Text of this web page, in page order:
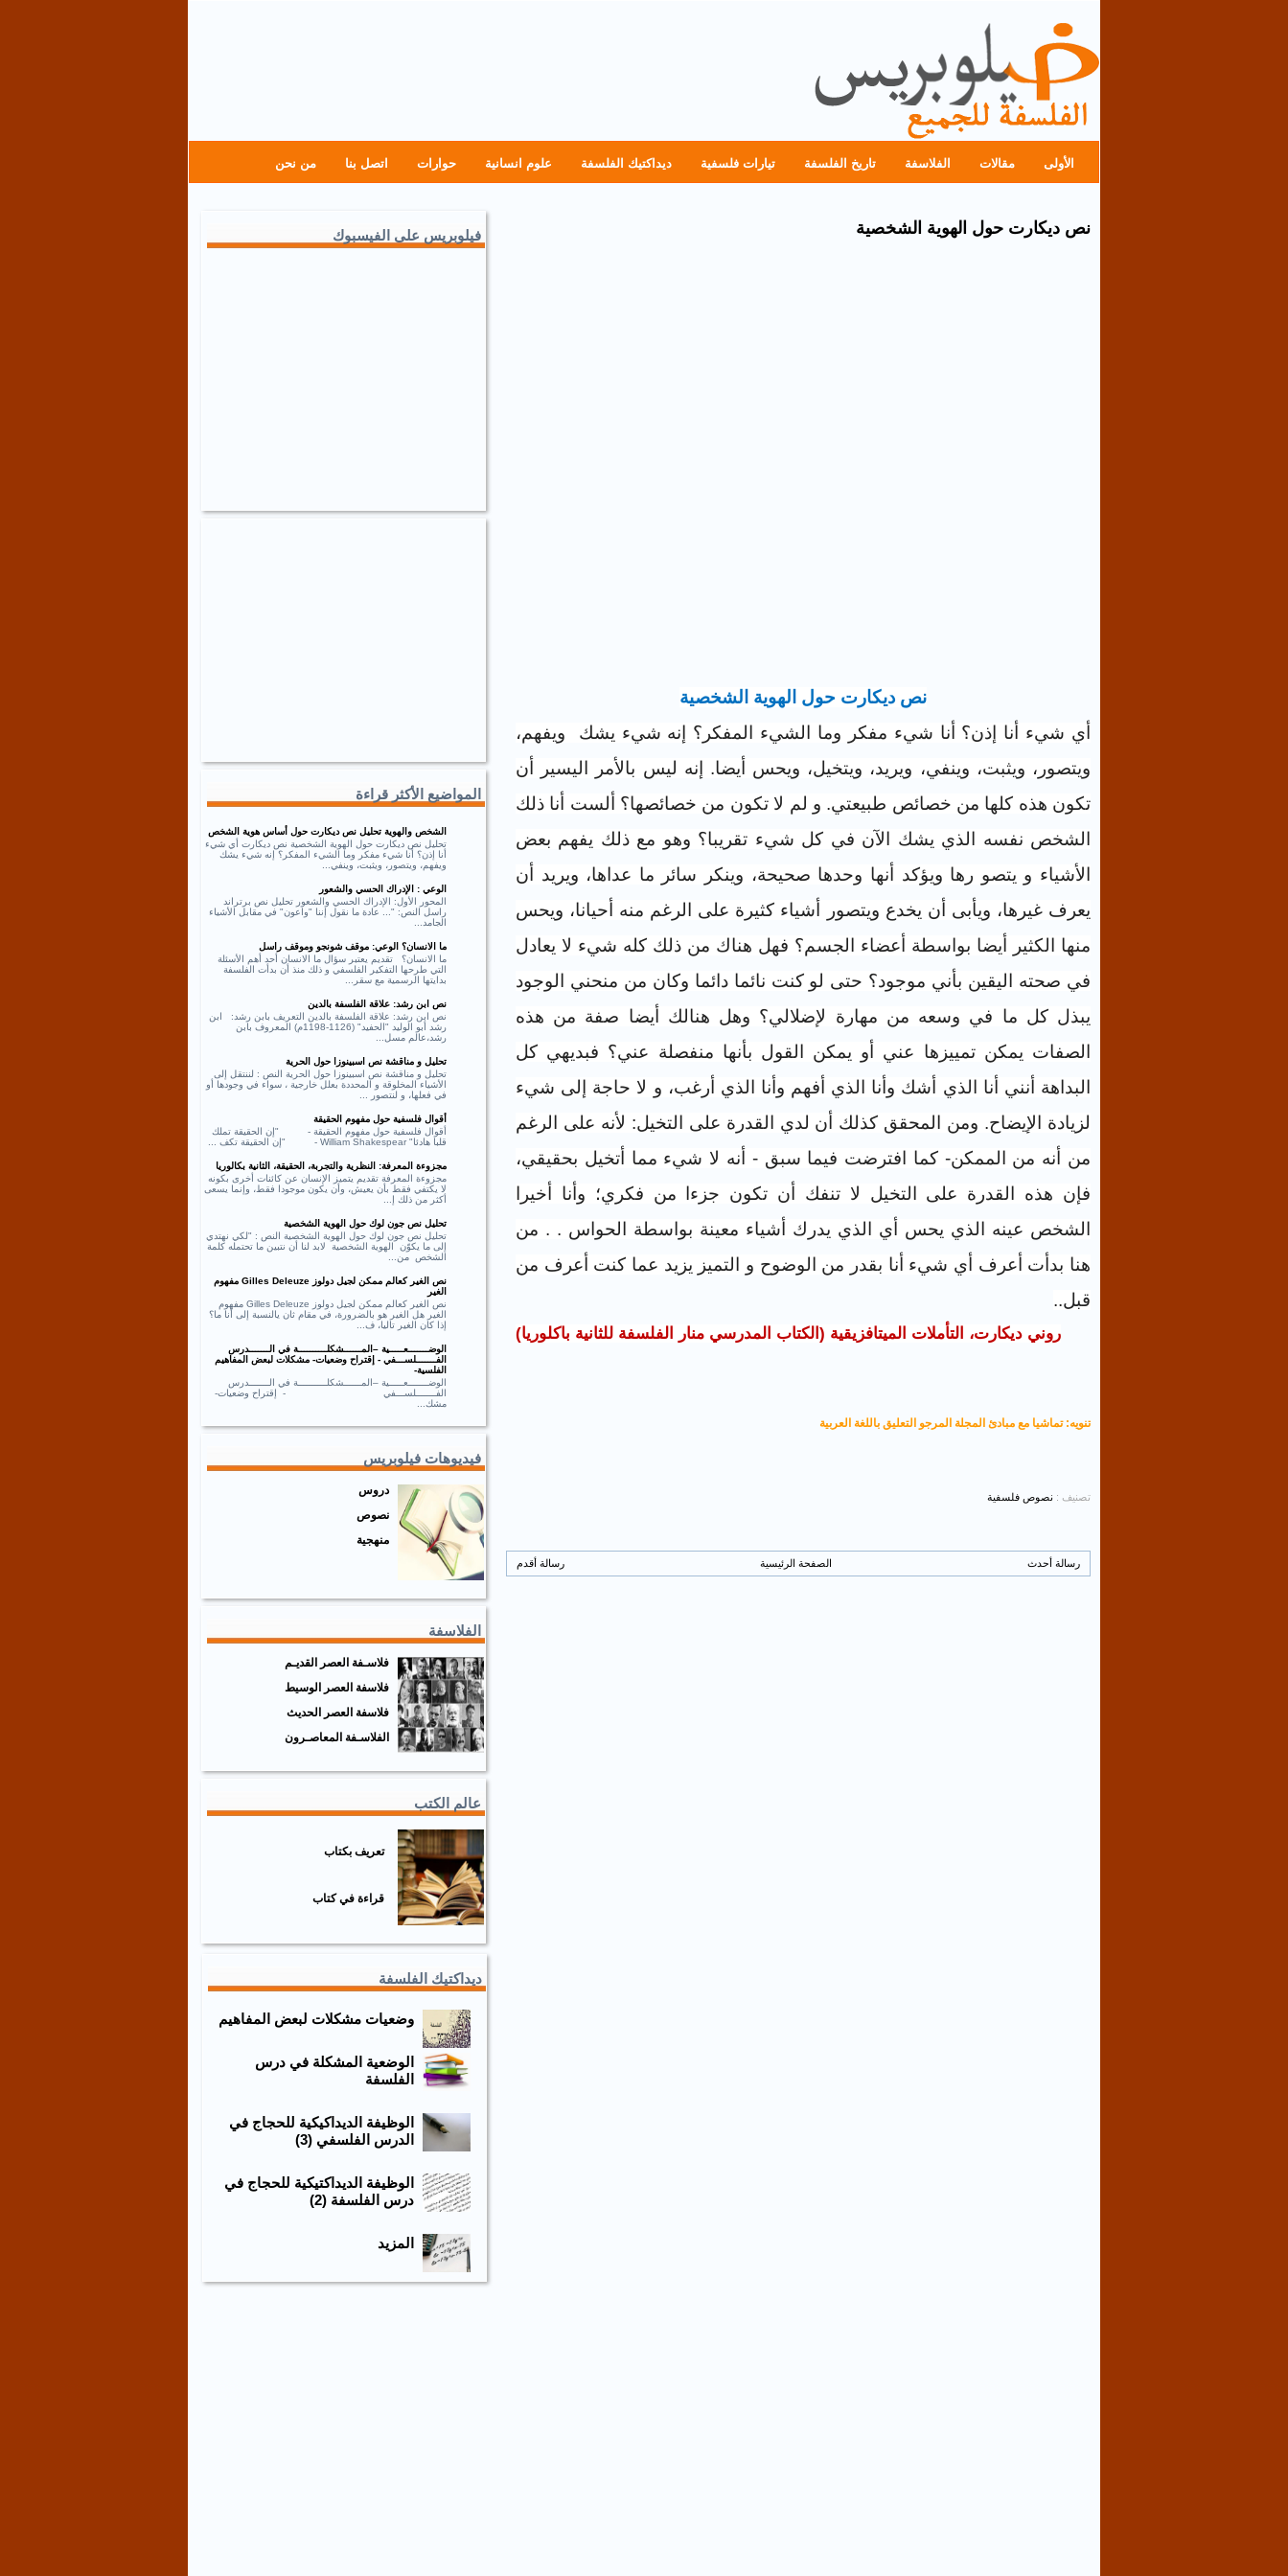
الأولى مقالات الفلاسفة تاريخ الفلسفة تيارات فلسفية ديداكتيك الفلسفة علوم انسانية حوارات اتصل بنا من نحن
نص ديكارت حول الهوية الشخصية
نص ديكارت حول الهوية الشخصية
أي شيء أنا إذن؟ أنا شيء مفكر وما الشيء المفكر؟ إنه شيء يشك ويفهم،
ويتصور، ويثبت، وينفي، ويريد، ويتخيل، ويحس أيضا. إنه ليس بالأمر اليسير أن
تكون هذه كلها من خصائص طبيعتي. و لم لا تكون من خصائصها؟ ألست أنا ذلك
الشخص نفسه الذي يشك الآن في كل شيء تقريبا؟ وهو مع ذلك يفهم بعض
الأشياء و يتصو رها ويؤكد أنها وحدها صحيحة، وينكر سائر ما عداها، ويريد أن
يعرف غيرها، ويأبى أن يخدع ويتصور أشياء كثيرة على الرغم منه أحيانا، ويحس
منها الكثير أيضا بواسطة أعضاء الجسم؟ فهل هناك من ذلك كله شيء لا يعادل
في صحته اليقين بأني موجود؟ ‏حتى لو كنت نائما دائما وكان من منحني الوجود
يبذل كل ما في وسعه من مهارة لإضلالي؟ وهل هنالك أيضا صفة من هذه
الصفات يمكن تمييزها عني أو يمكن القول بأنها منفصلة عني؟ فبديهي كل
البداهة أنني أنا الذي أشك وأنا الذي أفهم وأنا الذي أرغب، و لا حاجة إلى شيء
لزيادة الإيضاح. ومن المحقق كذلك أن لدي القدرة على التخيل: لأنه على الرغم
من أنه من الممكن- كما افترضت فيما سبق - أنه لا شيء مما أتخيل بحقيقي،
فإن هذه القدرة على التخيل لا تنفك أن تكون جزءا من فكري؛ وأنا أخيرا
الشخص عينه الذي يحس أي الذي يدرك أشياء معينة بواسطة الحواس . . من
هنا بدأت أعرف أي شيء أنا بقدر من الوضوح و التميز يزيد عما كنت أعرف من
قبل..
روني ديكارت، التأملات الميتافزيقية (الكتاب المدرسي منار الفلسفة للثانية باكلوريا)
تنويه: تماشيا مع مبادئ المجلة المرجو التعليق باللغة العربية
تصنيف : نصوص فلسفية
رسالة أحدث رسالة أقدم الصفحة الرئيسية
فيلوبريس على الفيسبوك
المواضيع الأكثر قراءة
الشخص والهوية تحليل نص ديكارت حول أساس هوية الشخص
تحليل نص ديكارت حول الهوية الشخصية نص ديكارت أي شيء
أنا إذن؟ أنا شيء مفكر وما الشيء المفكر؟ إنه شيء يشك
ويفهم، ويتصور، ويثبت، وينفي...
الوعي : الإدراك الحسي والشعور
المحور الأول: الإدراك الحسي والشعور تحليل نص برتراند
راسل النص: "... عادة ما نقول إننا "واعون" في مقابل الأشياء
الجامد...
ما الانسان؟ الوعي: موقف شونجو وموقف راسل
ما الانسان؟ تقديم يعتبر سؤال ما الانسان أحد أهم الأسئلة
التي طرحها التفكير الفلسفي و ذلك منذ أن بدأت الفلسفة
بدايتها الرسمية مع سقر...
نص ابن رشد: علاقة الفلسفة بالدين
نص ابن رشد: علاقة الفلسفة بالدين التعريف بابن رشد: ابن
رشد أبو الوليد "الحفيد" (1126-1198م) المعروف بابن
رشد،عالم مسل...
تحليل و مناقشة نص اسبينوزا حول الحرية
تحليل و مناقشة نص اسبينوزا حول الحرية النص : لننتقل إلى
الأشياء المخلوقة و المحددة بعلل خارجية ، سواء في وجودها أو
في فعلها، و لنتصور ...
أقوال فلسفية حول مفهوم الحقيقة
أقوال فلسفية حول مفهوم الحقيقة - "إن الحقيقة تملك
قلبا هادئا" William Shakespear - "إن الحقيقة تكف ...
مجزوءة المعرفة: النظرية والتجربة، الحقيقة، الثانية بكالوريا
مجزوءة المعرفة تقديم يتميز الإنسان عن كائنات أخرى بكونه
لا يكتفي فقط بأن يعيش، وأن يكون موجودا فقط، وإنما يسعى
أكثر من ذلك إ...
تحليل نص جون لوك حول الهوية الشخصية
تحليل نص جون لوك حول الهوية الشخصية النص : "لكي نهتدي
إلى ما يكوّن الهوية الشخصية لابد لنا أن نتبين ما تحتمله كلمة
الشخص من...
نص الغير كعالم ممكن لجيل دولوز Gilles Deleuze مفهوم
الغير
نص الغير كعالم ممكن لجيل دولوز Gilles Deleuze مفهوم
الغير هل الغير هو بالضرورة، في مقام ثان يالنسبة إلى أنا ما؟
إذا كان الغير تاليا، ف...
الوضـــــــعـــــية –المــــــشكلــــــــــة في الـــــــدرس
الفـــــــلســـفي - إقتراح وضعيات- مشكلات لبعض المفاهيم
الفلسية-
الوضـــــــعـــــية –المــــــشكلــــــــــة في الـــــــدرس
الفـــــــلســـفي - إقتراح وضعيات-
مشك...
فيديوهات فيلوبريس
دروس
نصوص
منهجية
الفلاسفة
فلاسـفة العصر القديـم
فلاسفة العصر الوسيط
فلاسفة العصر الحديث
الفلاسـفة المعاصـرون
عالم الكتب
تعريف بكتاب
قراءة في كتاب
ديداكتيك الفلسفة
وضعيات مشكلات لبعض المفاهيم
الوضعية المشكلة في درس
الفلسفة
الوظيفة الديداكيكية للحجاج في
الدرس الفلسفي (3)
الوظيفة الديداكتيكية للحجاج في
درس الفلسفة (2)
المزيد